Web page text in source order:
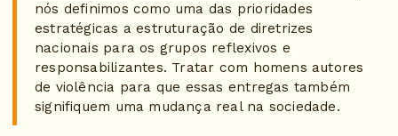
nós definimos como uma das prioridades
estratégicas a estruturação de diretrizes
nacionais para os grupos reflexivos e
responsabilizantes. Tratar com homens autores
de violência para que essas entregas também
signifiquem uma mudança real na sociedade.